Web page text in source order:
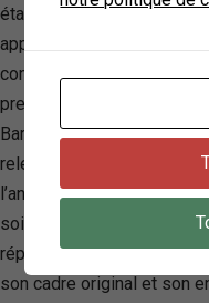
établissement offre un
apparentes et plafond en
conviviale avec un baby-
prestations est au centre
Barber Men, composée
relever tous les défis
l’ancienne aux coupes
soins exfoliants du visage,
répondre aux besoins
son cadre original et son